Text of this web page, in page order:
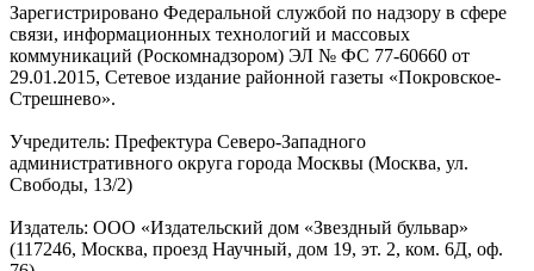
Зарегистрировано Федеральной службой по надзору в сфере
связи, информационных технологий и массовых
коммуникаций (Роскомнадзором) ЭЛ № ФС 77-60660 от
29.01.2015, Сетевое издание районной газеты «Покровское-
Стрешнево».
Учредитель: Префектура Северо-Западного
административного округа города Москвы (Москва, ул.
Свободы, 13/2)
Издатель: ООО «Издательский дом «Звездный бульвар»
(117246, Москва, проезд Научный, дом 19, эт. 2, ком. 6Д, оф.